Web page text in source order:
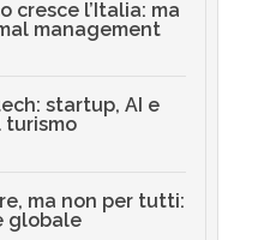
cresce l’Italia: ma
management
startup, AI e
turismo
ma non per tutti:
globale